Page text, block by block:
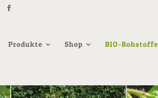
Produkte Shop BIO-Rohstoffe